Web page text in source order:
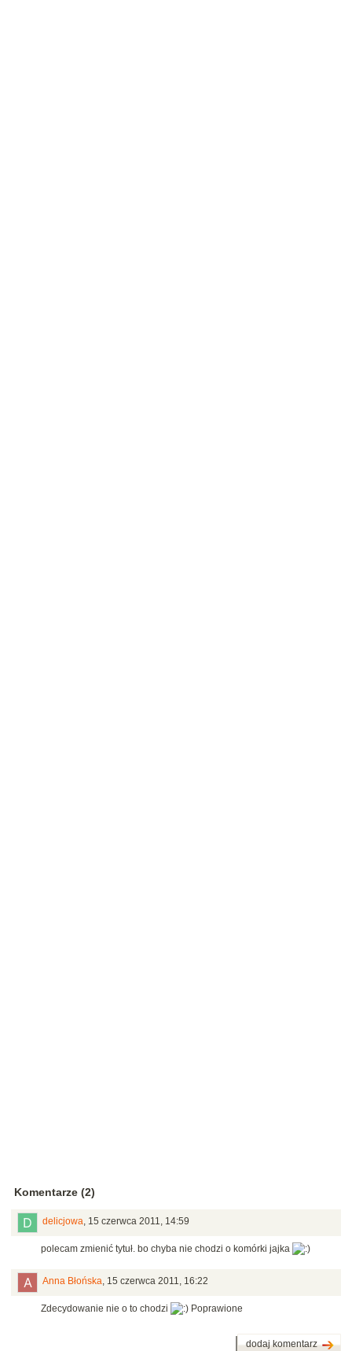
Komentarze (2)
delicjowa, 15 czerwca 2011, 14:59
polecam zmienić tytuł. bo chyba nie chodzi o komórki jajka
Anna Błońska, 15 czerwca 2011, 16:22
Zdecydowanie nie o to chodzi Poprawione
dodaj komentarz